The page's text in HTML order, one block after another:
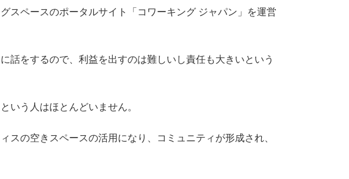
スペースのポータルサイト「コワーキング ジャパン」を運営
話をするので、利益を出すのは難しいし責任も大きいという
いう人はほとんどいません。
の空きスペースの活用になり、コミュニティが形成され、